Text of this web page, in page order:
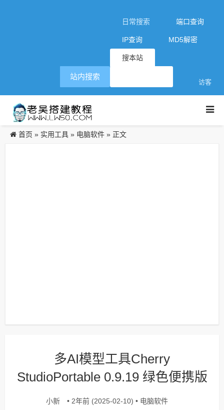
日常搜索 端口查询
IP查询 MD5解密
搜本站
访客
站内搜索
首页 » 实用工具 » 电脑软件 » 正文
多AI模型工具Cherry
StudioPortable 0.9.19 绿色便携版
小新 • 2年前 (2025-02-10) • 电脑软件